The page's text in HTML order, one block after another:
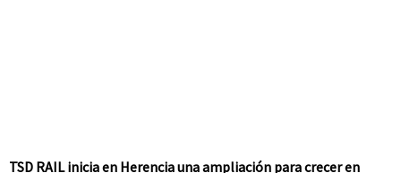
TSD RAIL inicia en Herencia una ampliación para crecer en